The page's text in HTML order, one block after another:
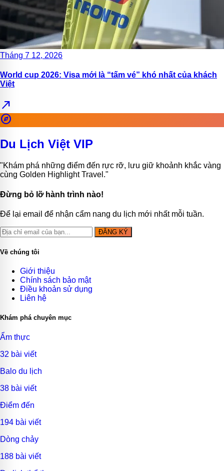
Tháng 7 12, 2026
World cup 2026: Visa mới là “tấm vé” khó nhất của khách
Việt
north_east
explore
Du Lịch Việt VIP
"Khám phá những điểm đến rực rỡ, lưu giữ khoảnh khắc vàng
cùng Golden Highlight Travel."
Đừng bỏ lỡ hành trình nào!
Để lại email để nhận cẩm nang du lịch mới nhất mỗi tuần.
ĐĂNG KÝ
Về chúng tôi
Giới thiệu
Chính sách bảo mật
Điều khoản sử dụng
Liên hệ
Khám phá chuyên mục
Ẩm thực
32 bài viết
Balo du lịch
38 bài viết
Điểm đến
194 bài viết
Dòng chảy
188 bài viết